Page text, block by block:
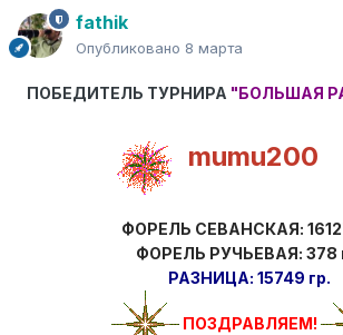
fathik
Опубликовано 8 марта
ПОБЕДИТЕЛЬ ТУРНИРА "БОЛЬШАЯ
mumu200
ФОРЕЛЬ СЕВАНСКАЯ:
ФОРЕЛЬ РУЧЬЕВАЯ: 378
РАЗНИЦА: 15749 гр.
ПОЗДРАВЛЯЕМ!